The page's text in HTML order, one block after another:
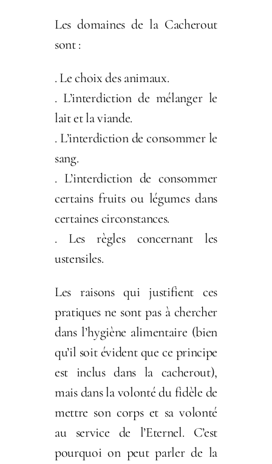
Les domaines de la Cacherout
sont :
. Le choix des animaux.
. L’interdiction de mélanger le
lait et la viande.
. L’interdiction de consommer le
sang.
. L’interdiction de consommer
certains fruits ou légumes dans
certaines circonstances.
. Les règles concernant les
ustensiles.
Les raisons qui justifient ces
pratiques ne sont pas à chercher
dans l’hygiène alimentaire (bien
qu’il soit évident que ce principe
est inclus dans la cacherout),
mais dans la volonté du fidèle de
mettre son corps et sa volonté
au service de l’Eternel. C’est
pourquoi on peut parler de la